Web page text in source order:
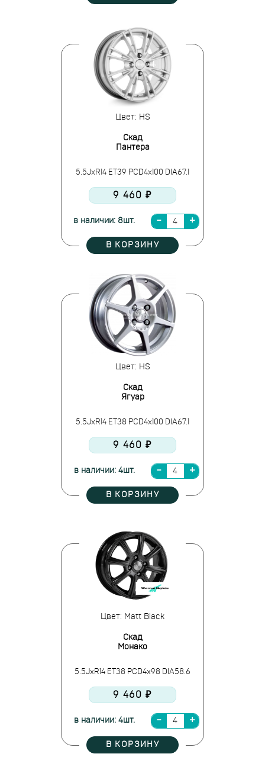
Цвет: HS
Скад
Пантера
5.5JxR14 ET39 PCD4x100 DIA67.1
9 460 ₽
в наличии: 8шт.
В КОРЗИНУ
Цвет: HS
Скад
Ягуар
5.5JxR14 ET38 PCD4x100 DIA67.1
9 460 ₽
в наличии: 4шт.
В КОРЗИНУ
Цвет: Matt Black
Скад
Монако
5.5JxR14 ET38 PCD4x98 DIA58.6
9 460 ₽
в наличии: 4шт.
В КОРЗИНУ